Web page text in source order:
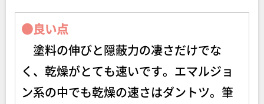
●良い点
塗料の伸びと隠蔽力の凄さだけでな
く、乾燥がとても速いです。エマルジョ
ン系の中でも乾燥の速さはダントツ。筆